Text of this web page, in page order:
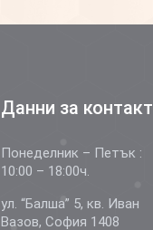
Данни за контакт
Понеделник – Петък :
10:00 – 18:00ч.
ул. “Балша” 5, кв. Иван
Вазов, София 1408